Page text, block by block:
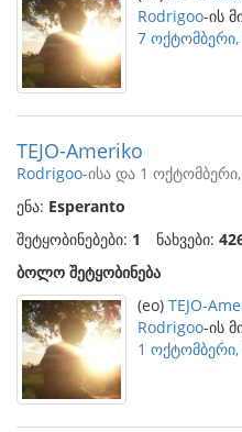
Rodrigoo-ის
7 ოქტომბერი,
TEJO-Ameriko
Rodrigoo-ისა და 1
ენა: Esperanto
შეტყობინებები: 1 ნახვები:
ბოლო შეტყობინება
(eo) TEJO-
Rodrigoo-ის
1 ოქტომბერი,